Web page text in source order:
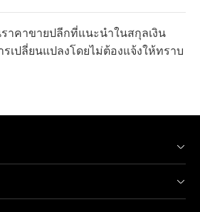
าคาขายปลีกที่แนะนำในสกุลเงิน
เปลี่ยนแปลงโดยไม่ต้องแจ้งให้ทราบ